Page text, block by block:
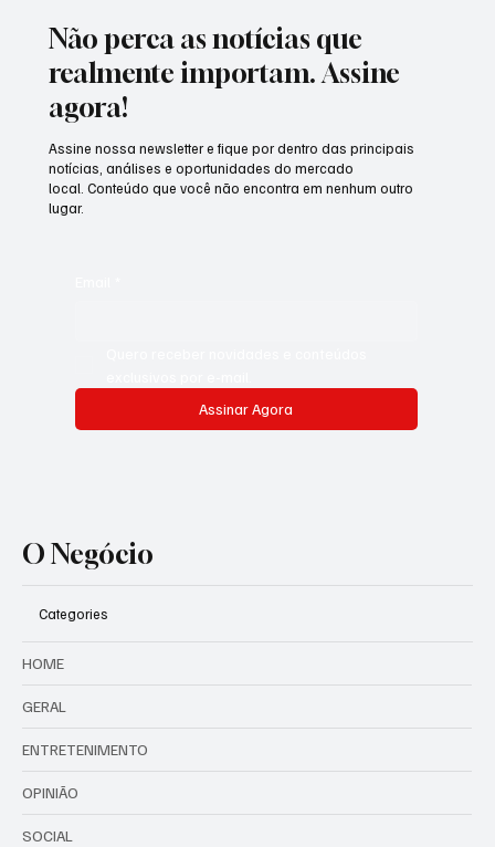
Não perca as notícias que
realmente importam. Assine
agora!
Assinar Agora
Assine nossa newsletter e fique por dentro das principais
notícias, análises e oportunidades do mercado
local. Conteúdo que você não encontra em nenhum outro
lugar.
O Negócio
Categories
HOME
GERAL
ENTRETENIMENTO
OPINIÃO
SOCIAL